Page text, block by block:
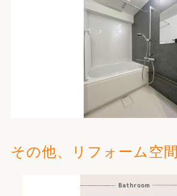
その他、リフォーム空間